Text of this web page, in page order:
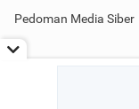
Pedoman Media Siber
Copyright ©